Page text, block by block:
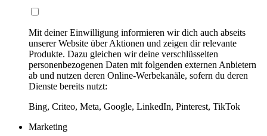
Mit deiner Einwilligung informieren wir dich auch abseits
unserer Website über Aktionen und zeigen dir relevante
Produkte. Dazu gleichen wir deine verschlüsselten
personenbezogenen Daten mit folgenden externen Anbietern
ab und nutzen deren Online-Werbekanäle, sofern du deren
Dienste bereits nutzt:
Bing, Criteo, Meta, Google, LinkedIn, Pinterest, TikTok
Marketing